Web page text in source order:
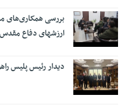
بررسی همکاری‌های
ارزشهای دفاع
دیدار رئیس پلیس